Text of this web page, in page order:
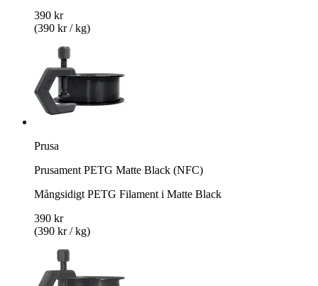
390 kr
(390 kr / kg)
Prusa
Prusament PETG Matte Black (NFC)
Mångsidigt PETG Filament i Matte Black
390 kr
(390 kr / kg)